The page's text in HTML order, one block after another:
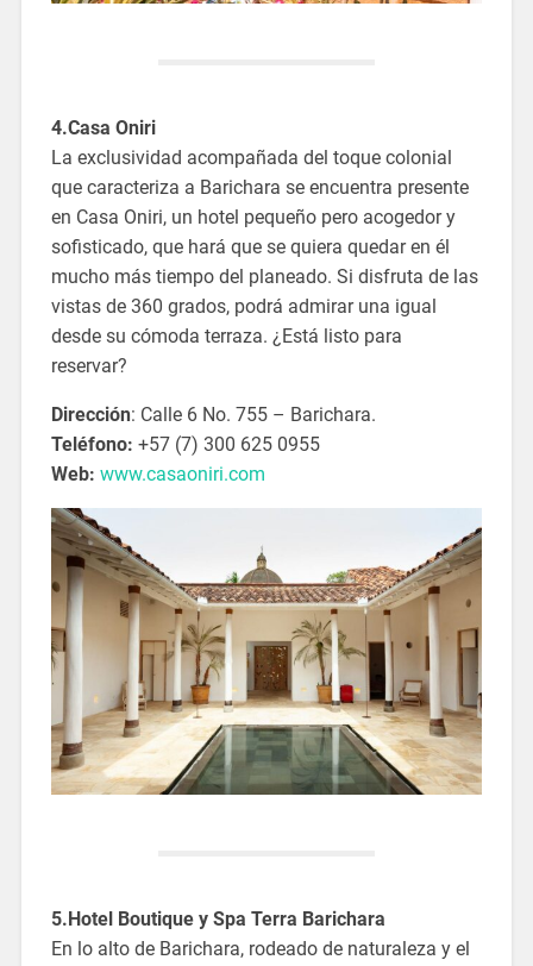
4.Casa Oniri
La exclusividad acompañada del toque colonial
que caracteriza a Barichara se encuentra presente
en Casa Oniri, un hotel pequeño pero acogedor y
sofisticado, que hará que se quiera quedar en él
mucho más tiempo del planeado. Si disfruta de las
vistas de 360 grados, podrá admirar una igual
desde su cómoda terraza. ¿Está listo para
reservar?
Dirección: Calle 6 No. 755 – Barichara.
Teléfono: +57 (7) 300 625 0955
Web: www.casaoniri.com
5.Hotel Boutique y Spa Terra Barichara
En lo alto de Barichara, rodeado de naturaleza y el